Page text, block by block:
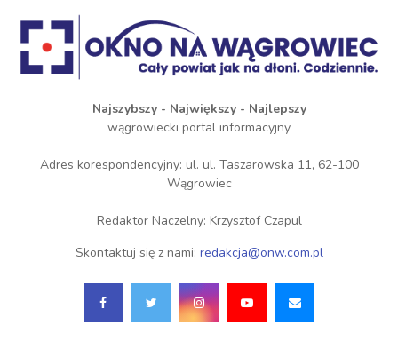
Najszybszy - Największy - Najlepszy
wągrowiecki portal informacyjny
Adres korespondencyjny: ul. ul. Taszarowska 11, 62-100
Wągrowiec
Redaktor Naczelny: Krzysztof Czapul
Skontaktuj się z nami: redakcja@onw.com.pl